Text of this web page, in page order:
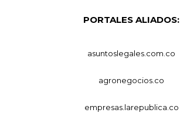
PORTALES ALIADOS:
asuntoslegales.com.co
agronegocios.co
empresas.larepublica.co